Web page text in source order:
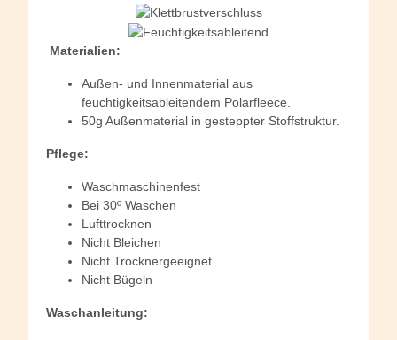
Materialien:
Außen- und Innenmaterial aus
feuchtigkeitsableitendem Polarfleece.
50g Außenmaterial in gesteppter Stoffstruktur.
Pflege:
Waschmaschinenfest
Bei 30º Waschen
Lufttrocknen
Nicht Bleichen
Nicht Trocknergeeignet
Nicht Bügeln
Waschanleitung: